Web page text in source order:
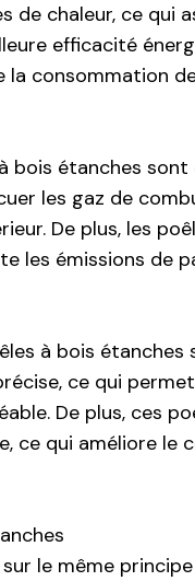
chaleur, ce qui
efficacité
consommation
bois étanches sont
les gaz de
De plus, les
les émissions de
à bois
ce qui
De plus, ces
ce qui améliore le
le même